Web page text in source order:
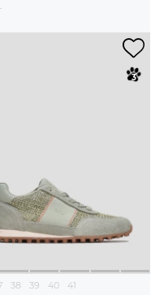
38 39 40 41